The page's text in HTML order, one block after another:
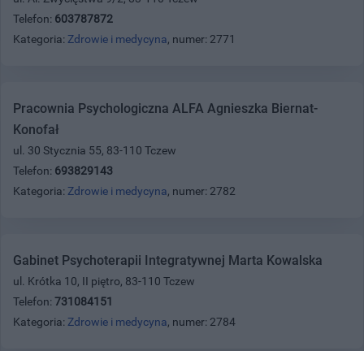
Telefon: 603787872
Kategoria: Zdrowie i medycyna, numer: 2771
Pracownia Psychologiczna ALFA Agnieszka Biernat-
Konofał
ul. 30 Stycznia 55, 83-110 Tczew
Telefon: 693829143
Kategoria: Zdrowie i medycyna, numer: 2782
Gabinet Psychoterapii Integratywnej Marta Kowalska
ul. Krótka 10, II piętro, 83-110 Tczew
Telefon: 731084151
Kategoria: Zdrowie i medycyna, numer: 2784